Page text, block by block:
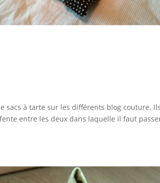
sacs à tarte sur les différents blog couture.
entre les deux dans laquelle il faut